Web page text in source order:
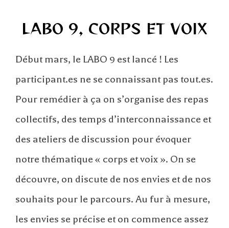
LABO 9, CORPS ET VOIX
Début mars, le LABO 9 est lancé ! Les
participant.es ne se connaissant pas tout.es.
Pour remédier à ça on s’organise des repas
collectifs, des temps d’interconnaissance et
des ateliers de discussion pour évoquer
notre thématique « corps et voix ». On se
découvre, on discute de nos envies et de nos
souhaits pour le parcours. Au fur à mesure,
les envies se précise et on commence assez